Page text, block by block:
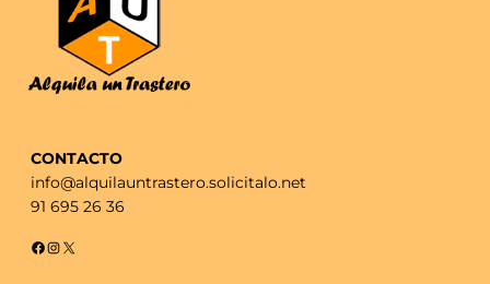
CONTACTO
info@alquilauntrastero.solicitalo.net
91 695 26 36
Facebook InstagramX